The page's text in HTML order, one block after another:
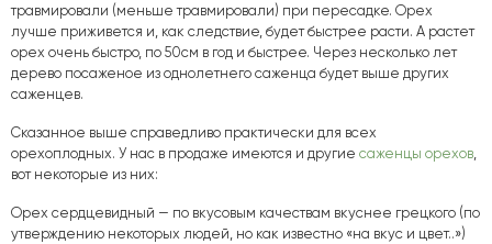
травмировали (меньше травмировали) при пересадке. Орех
лучше приживется и, как следствие, будет быстрее расти. А растет
орех очень быстро, по 50см в год и быстрее. Через несколько лет
дерево посаженое из однолетнего саженца будет выше других
саженцев.
Сказанное выше справедливо практически для всех
орехоплодных. У нас в продаже имеются и другие саженцы орехов
вот некоторые из них:
Орех сердцевидный — по вкусовым качествам вкуснее грецкого (по
утверждению некоторых людей, но как известно «на вкус и цвет..»)